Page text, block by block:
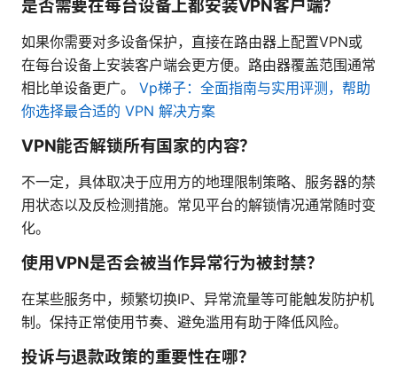
是否需要在每台设备上都安装VPN客户端？
如果你需要对多设备保护，直接在路由器上配置VPN或
在每台设备上安装客户端会更方便。路由器覆盖范围通常
相比单设备更广。 Vp梯子：全面指南与实用评测，帮助
你选择最合适的 VPN 解决方案
VPN能否解锁所有国家的内容？
不一定，具体取决于应用方的地理限制策略、服务器的禁
用状态以及反检测措施。常见平台的解锁情况通常随时变
化。
使用VPN是否会被当作异常行为被封禁？
在某些服务中，频繁切换IP、异常流量等可能触发防护机
制。保持正常使用节奏、避免滥用有助于降低风险。
投诉与退款政策的重要性在哪？